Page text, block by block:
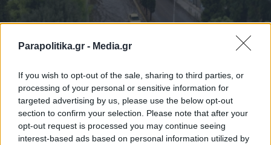
Parapolitika.gr - Media.gr
If you wish to opt-out of the sale, sharing to third parties, or
processing of your personal or sensitive information for
targeted advertising by us, please use the below opt-out
section to confirm your selection. Please note that after your
opt-out request is processed you may continue seeing
interest-based ads based on personal information utilized by
31.08.2024 18:43
PARAPOLITIKA NEWSROOM